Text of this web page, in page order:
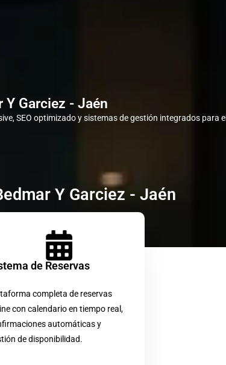
Y Garciez - Jaén
SEO optimizado y sistemas de gestión integrados para el
Y Garciez - Jaén
de Reservas
completa de reservas
con calendario en tiempo real,
automáticas y
de disponibilidad.